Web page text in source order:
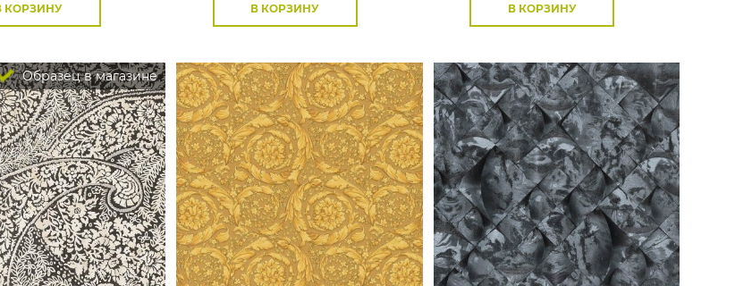
КОРЗИНУ В КОРЗИНУ В КОРЗИНУ
Образец в магазине